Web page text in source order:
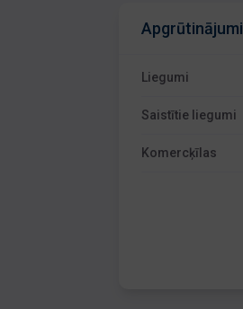
Apgrūtinājumi
Liegumi
Saistītie liegumi
Komercķīlas